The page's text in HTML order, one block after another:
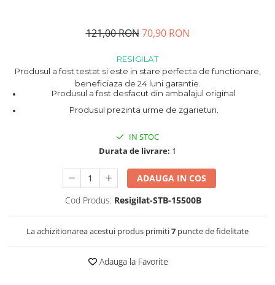
Aparate frigorifice incorporabile
Aragazuri incorporabile
Congelatoare incorporabile
Cuptoare incorporabile
Hote incorporabile
Hote incorporabile incorporabile
Plite incorporabile
Masini de spalat cu uscator
121,00 RON 70,90 RON
RESIGILAT
Produsul a fost testat si este in stare perfecta de functionare,
beneficiaza de 24 luni garantie.
Produsul a fost desfacut din ambalajul original
Produsul prezinta urme de zgarieturi.
IN STOC
Durata de livrare: 1
ADAUGA IN COS
Cod Produs: Resigilat-STB-15500B
La achizitionarea acestui produs primiti7 puncte de fidelitate
Adauga la Favorite